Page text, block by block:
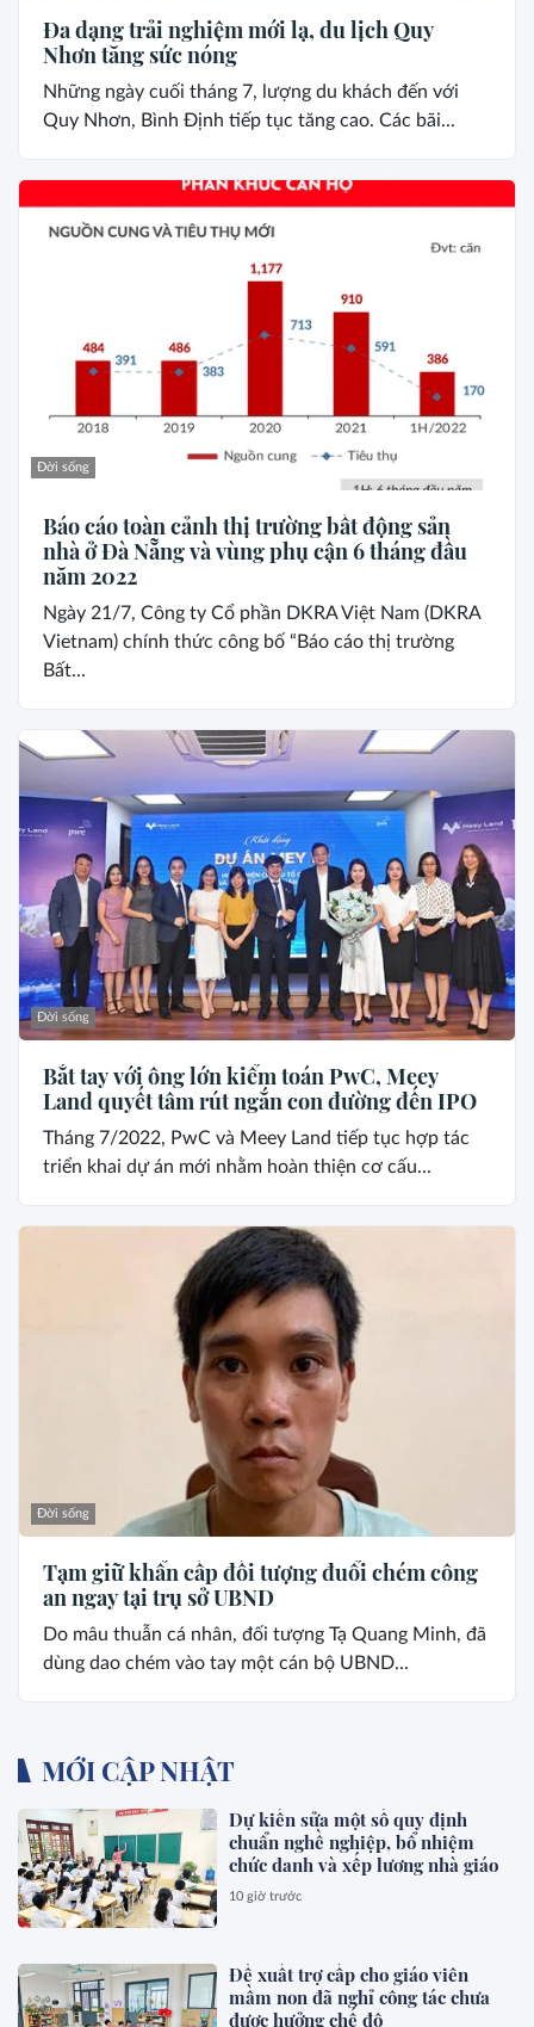
Đa dạng trải nghiệm mới lạ, du lịch Quy
Nhơn tăng sức nóng
Những ngày cuối tháng 7, lượng du khách đến với
Quy Nhơn, Bình Định tiếp tục tăng cao. Các bãi...
Đời sống
Báo cáo toàn cảnh thị trường bất động sản
nhà ở Đà Nẵng và vùng phụ cận 6 tháng đầu
năm 2022
Ngày 21/7, Công ty Cổ phần DKRA Việt Nam (DKRA
Vietnam) chính thức công bố “Báo cáo thị trường
Bất...
Đời sống
Bắt tay với ông lớn kiểm toán PwC, Meey
Land quyết tâm rút ngắn con đường đến IPO
Tháng 7/2022, PwC và Meey Land tiếp tục hợp tác
triển khai dự án mới nhằm hoàn thiện cơ cấu...
Đời sống
Tạm giữ khẩn cấp đối tượng đuổi chém công
an ngay tại trụ sở UBND
Do mâu thuẫn cá nhân, đối tượng Tạ Quang Minh, đã
dùng dao chém vào tay một cán bộ UBND...
MỚI CẬP NHẬT
Dự kiến sửa một số quy định
chuẩn nghề nghiệp, bổ nhiệm
chức danh và xếp lương nhà giáo
10 giờ trước
Đề xuất trợ cấp cho giáo viên
mầm non đã nghỉ công tác chưa
được hưởng chế độ